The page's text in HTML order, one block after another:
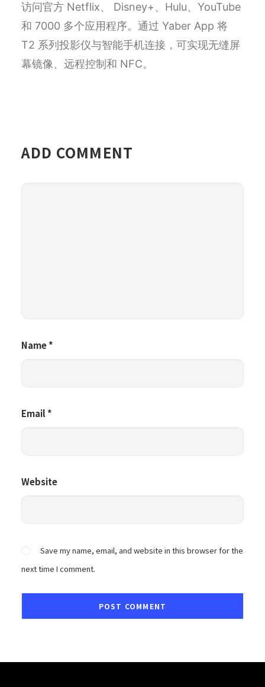
访问官方 Netflix、 Disney+、Hulu、YouTube
和 7000 多个应用程序。 通过 Yaber App 将
T2 系列投影仪与智能手机连接，可实现无缝屏
幕镜像、远程控制和 NFC。
ADD COMMENT
Name*
Email*
Website
Save my name, email, and website in this browser for the
next time I comment.